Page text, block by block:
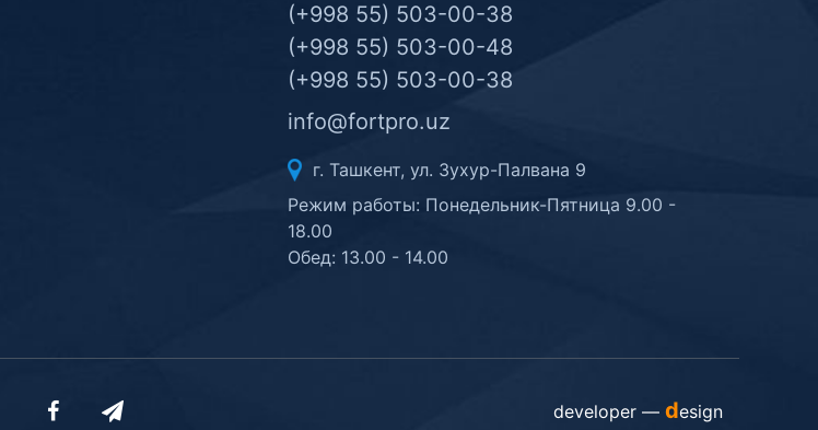
(+998 55) 503-00-38
(+998 55) 503-00-48
(+998 55) 503-00-38
info@fortpro.uz
г. Ташкент, ул. Зухур-Палвана 9
Режим работы: Понедельник-Пятница 9.00 -
18.00
Обед: 13.00 - 14.00
developer — design